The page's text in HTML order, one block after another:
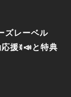
ズレーベル
援ꉂ📣と特典